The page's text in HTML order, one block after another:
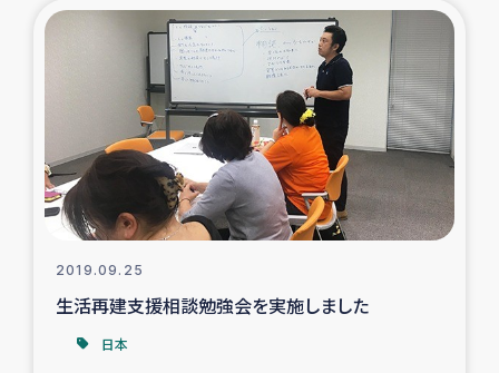
トルコ・シリア地震被災者支援
デニヤヤ小規模紅茶農家支援
コーヒー生産者支援
アイナロ県マウベシ郡でのコーヒー畑改善事業
ベイルート大規模爆発被災者支援
2019.09.25
生活再建支援相談勉強会を実施しました
日本